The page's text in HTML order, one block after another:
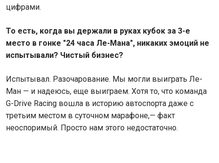
цифрами.
То есть, когда вы держали в руках кубок за 3-е
место в гонке "24 часа Ле-Мана", никаких эмоций не
испытывали? Чистый бизнес?
Испытывал. Разочарование. Мы могли выиграть Ле-
Ман — и надеюсь, еще выиграем. Хотя то, что команда
G-Drive Racing вошла в историю автоспорта даже с
третьим местом в суточном марафоне,— факт
неоспоримый. Просто нам этого недостаточно.